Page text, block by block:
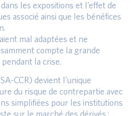
les expositions et l’effet de
associé ainsi que les bénéfices
mal adaptées et ne
compte la grande
la crise.
CCR) devient l’unique
du risque de contrepartie avec
simplifiées pour les institutions
sur le marché des dérivés :